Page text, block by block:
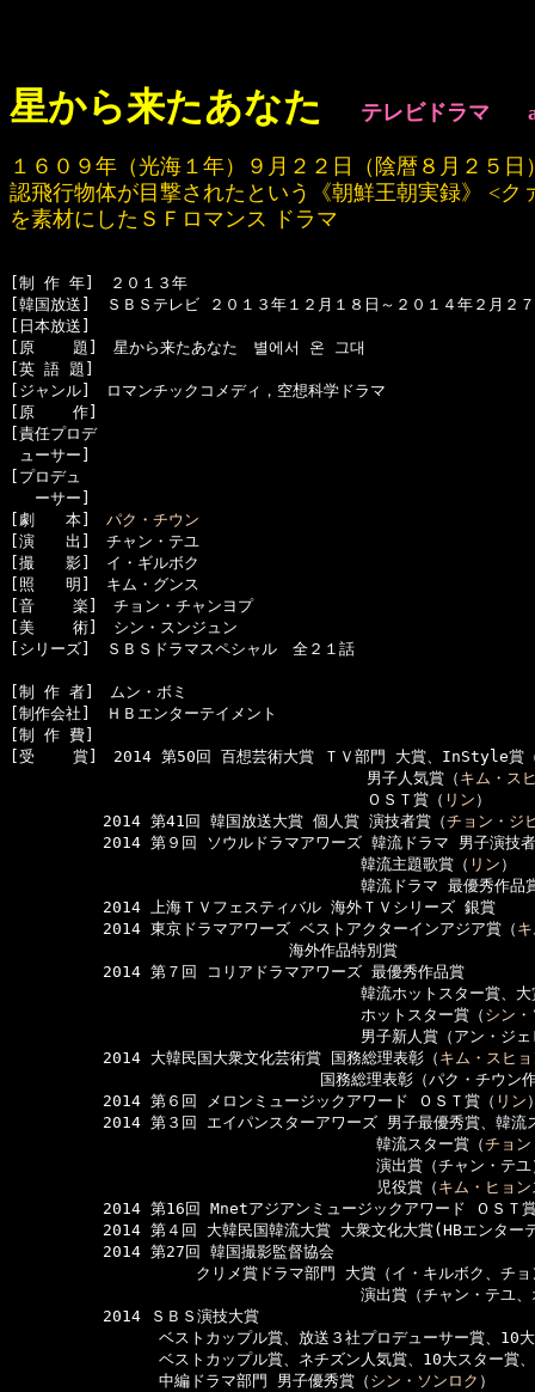
星から来たあなた テレビドラマ
１６０９年（光海１年）９月２２日（陰暦８月２５
認飛行物体が目撃されたという《朝鮮王朝実録》 <ク
を素材にしたＳＦロマンス ドラマ
[制 作 年]　２０１３年
[韓国放送]　ＳＢＳテレビ ２０１３年１２月１８日～２０１４年２月２
[日本放送]
[原    題]　星から来たあなた　별에서 온 그대
[英 語 題]
[ジャンル]　ロマンチックコメディ，空想科学ドラマ
[原    作]
[責任プロデ
ューサー]
[プロデュ
ーサー]
[劇　　本] パク・チウン
[演　　出]　チャン・テユ
[撮　　影]　イ・ギルボク
[照　　明]　キム・グンス
[音    楽]　チョン・チャンヨプ
[美    術]　シン・スンジュン
[シリーズ]　ＳＢＳドラマスペシャル　全２１話
[制 作 者]　ムン・ボミ
[制作会社]　ＨＢエンターテイメント
[制 作 費]
[受    賞]　2014 第50回 百想芸術大賞 ＴＶ部門 大賞、InStyle賞
男子人気賞（ キム・ス
ＯＳＴ賞（ リン ）
2014 第41回 韓国放送大賞 個人賞 演技者賞（チョン・ジ
2014 第９回 ソウルドラマアワーズ 韓流ドラマ 男子演技者賞
韓流主題歌賞（ リン ）
韓流ドラマ 最優秀作品
2014 上海ＴＶフェスティバル 海外ＴＶシリーズ 銀賞
2014 東京ドラマアワーズ ベストアクターインアジア賞（
海外作品特別賞
2014 第７回 コリアドラマアワーズ 最優秀作品賞
韓流ホットスター賞、大賞
ホットスター賞（ シン
男子新人賞（アン・ジェヒョ
2014 大韓民国大衆文化芸術賞 国務総理表彰（ キム・スヒ
国務総理表彰（パク・チウン作
2014 第６回 メロンミュージックアワード ＯＳＴ賞（ リン
2014 第３回 エイパンスターアワーズ 男子最優秀賞、韓流ス
韓流スター賞（チョン
演出賞（チャン・テユ
児役賞（ キム・ヒョン
2014 第16回 Mnetアジアンミュージックアワード ＯＳＴ
2014 第４回 大韓民国韓流大賞 大衆文化大賞(HBエンターテ
2014 第27回 韓国撮影監督協会
クリメ賞ドラマ部門 大賞（イ・キルボク、チョン
演出賞（チャン・テユ、オ・チュ
2014 ＳＢＳ演技大賞
ベストカップル賞、放送３社プロデューサー賞、10大ス
ベストカップル賞、ネチズン人気賞、10大スター賞、男
中編ドラマ部門 男子優秀賞（ シン・ソンロク ）